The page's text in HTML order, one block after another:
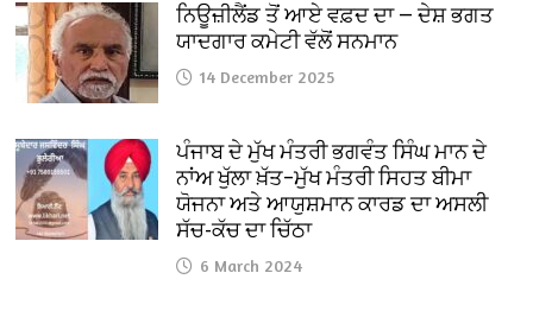
ਨਿਊਜ਼ੀਲੈਂਡ ਤੋਂ ਆਏ ਵਫ਼ਦ ਦਾ — ਦੇਸ਼ ਭਗਤ
ਯਾਦਗਾਰ ਕਮੇਟੀ ਵੱਲੋਂ ਸਨਮਾਨ
14 December 2025
ਪੰਜਾਬ ਦੇ ਮੁੱਖ ਮੰਤਰੀ ਭਗਵੰਤ ਸਿੰਘ ਮਾਨ ਦੇ
ਨਾਂਅ ਖੁੱਲਾ ਖ਼ੱਤ–ਮੁੱਖ ਮੰਤਰੀ ਸਿਹਤ ਬੀਮਾ
ਯੋਜਨਾ ਅਤੇ ਆਯੁਸ਼ਮਾਨ ਕਾਰਡ ਦਾ ਅਸਲੀ
ਸੱਚ-ਕੱਚ ਦਾ ਚਿੱਠਾ
6 March 2024